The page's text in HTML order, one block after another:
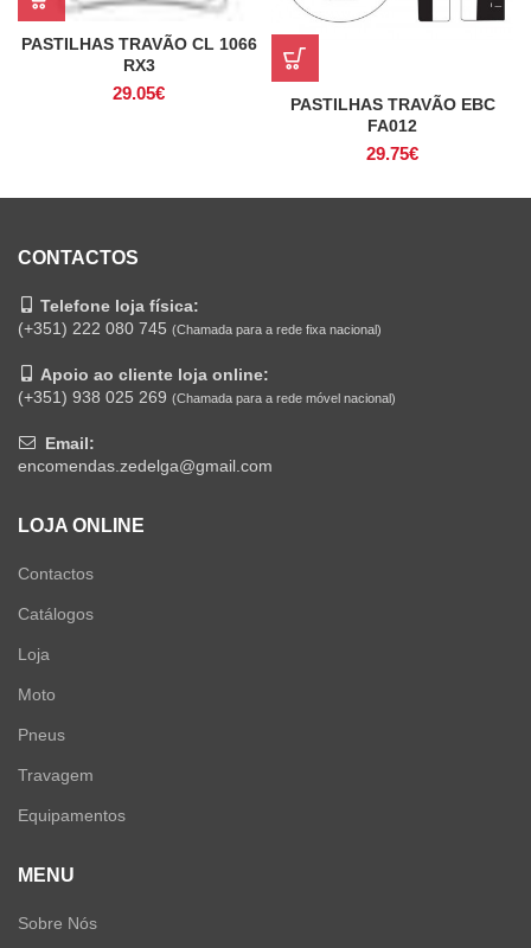
PASTILHAS TRAVÃO CL 1066
RX3
29.05€
PASTILHAS TRAVÃO EBC
FA012
29.75€
CONTACTOS
Telefone loja física:
(+351) 222 080 745 (Chamada para a rede fixa nacional)
Apoio ao cliente loja online:
(+351) 938 025 269 (Chamada para a rede móvel nacional)
Email:
encomendas.zedelga@gmail.com
LOJA ONLINE
Contactos
Catálogos
Loja
Moto
Pneus
Travagem
Equipamentos
MENU
Sobre Nós